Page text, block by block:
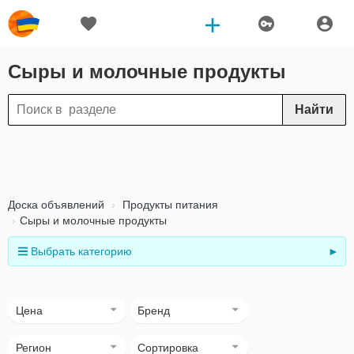
Сыры и молочные продукты
Найти
Доска объявлений
Продукты питания
Сыры и молочные продукты
Выбрать категорию ►
Цена Бренд
Регион Сортировка